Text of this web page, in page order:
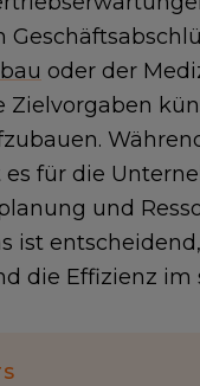
oder der
Zielvorgaben
für die
und
ist
die Effizienz